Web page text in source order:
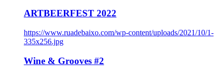
ARTBEERFEST 2022
https://www.ruadebaixo.com/wp-content/uploads/2021/10/1-
335x256.jpg
Wine & Grooves #2